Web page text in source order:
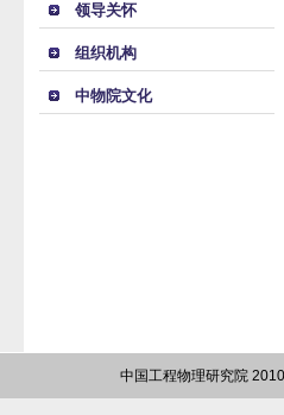
领导关怀
组织机构
中物院文化
中国工程物理研究院